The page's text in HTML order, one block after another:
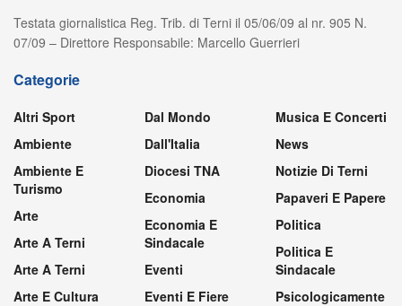
Testata giornalistica Reg. Trib. di Terni il 05/06/09 al nr. 905 N.
07/09 – Direttore Responsabile: Marcello Guerrieri
Categorie
Altri Sport
Ambiente
Ambiente E
Turismo
Arte
Arte A Terni
Arte A Terni
Arte E Cultura
Dal Mondo
Dall'Italia
Diocesi TNA
Economia
Economia E
Sindacale
Eventi
Eventi E Fiere
Musica E Concerti
News
Notizie Di Terni
Papaveri E Papere
Politica
Politica E
Sindacale
Psicologicamente